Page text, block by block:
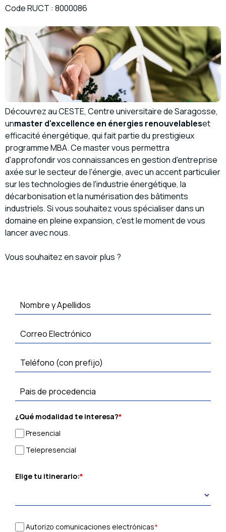
Code RUCT : 8000086
Découvrez au CESTE, Centre universitaire de Saragosse,
unmaster d'excellence en énergies renouvelableset
efficacité énergétique, qui fait partie du prestigieux
programme MBA. Ce master vous permettra
d'approfondir vos connaissances en gestion d'entreprise
axée sur le secteur de l'énergie, avec un accent particulier
sur les technologies de l'industrie énergétique, la
décarbonisation et la numérisation des bâtiments
industriels. Si vous souhaitez vous spécialiser dans un
domaine en pleine expansion, c'est le moment de vous
lancer avec nous.
Vous souhaitez en savoir plus ?
¿Qué modalidad te interesa?*
Presencial
Telepresencial
Elige tu itinerario:*
Autorizo comunicaciones electrónicas*